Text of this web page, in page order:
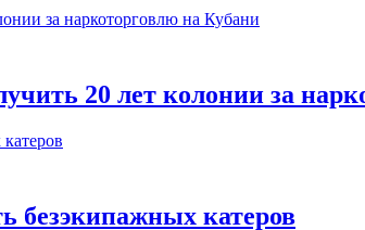
20 лет колонии за
безэкипажных катеров